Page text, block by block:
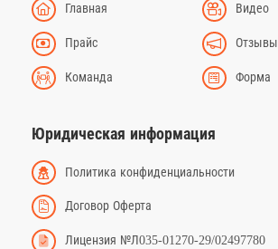
Главная Видео
Прайс Отзывы
Команда Форма
Юридическая информация
Политика конфиденциальности
Договор Оферта
Лицензия №Л035-01270-29/02497780